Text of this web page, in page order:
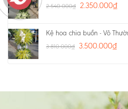
2.540.000₫ 2.350.000₫
Kệ hoa chia buồn - Vô
3.810.000₫ 3.500.000₫